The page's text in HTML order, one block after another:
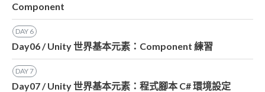
Component
DAY 6
Day06 / Unity 世界基本元素：Component 練習
DAY7
Day07 / Unity 世界基本元素：程式腳本 C# 環境設定